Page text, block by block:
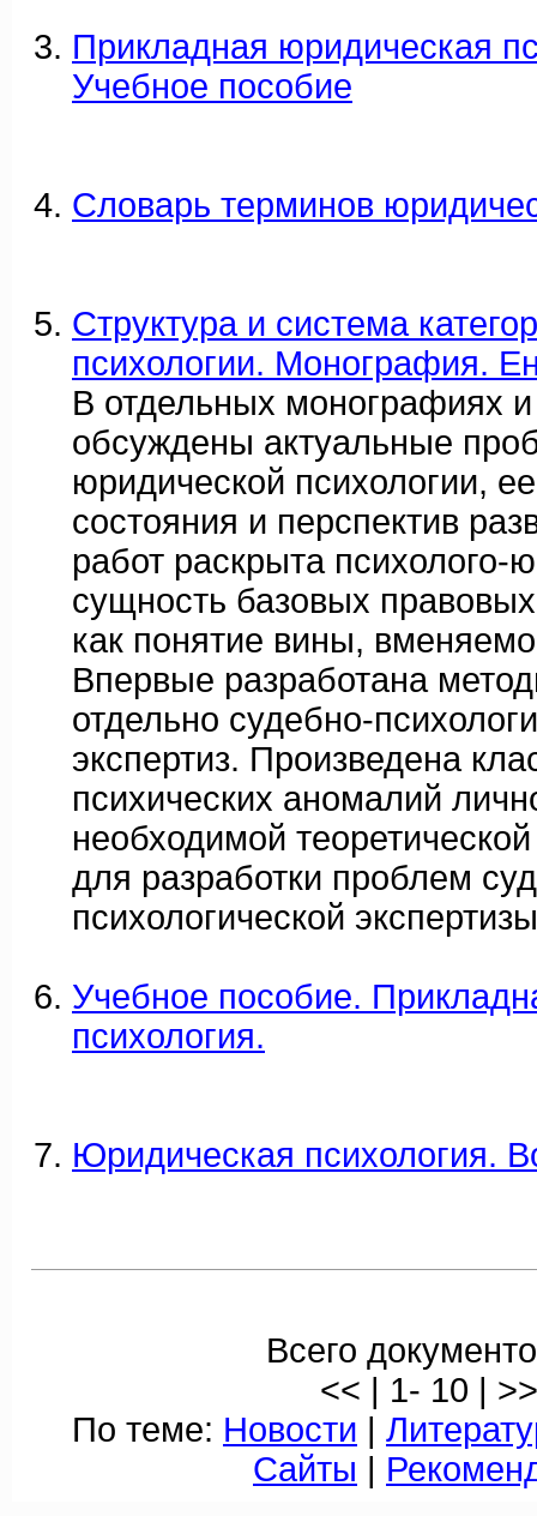
Прикладная юридическая
Учебное пособие
Словарь терминов
Структура и система
психологии. Монография.
В отдельных монографиях
обсуждены актуальные
юридической психологии,
состояния и перспектив
работ раскрыта психолого-
сущность базовых правовых
как понятие вины,
Впервые разработана
отдельно судебно-
экспертиз. Произведена
психических аномалий
необходимой
для разработки проблем
психологической экспертизы
Учебное пособие.
психология.
Юридическая психология.
Всего
<< | 1- 10 | >>
По теме: Новости |
Сайты |